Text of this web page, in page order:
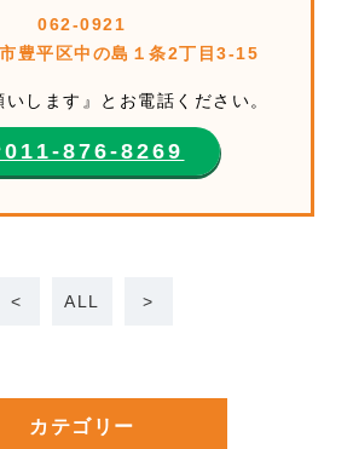
062-0921
豊平区中の島１条2丁目3-15
いします』とお電話ください。
876-8269
< ALL >
カテゴリー